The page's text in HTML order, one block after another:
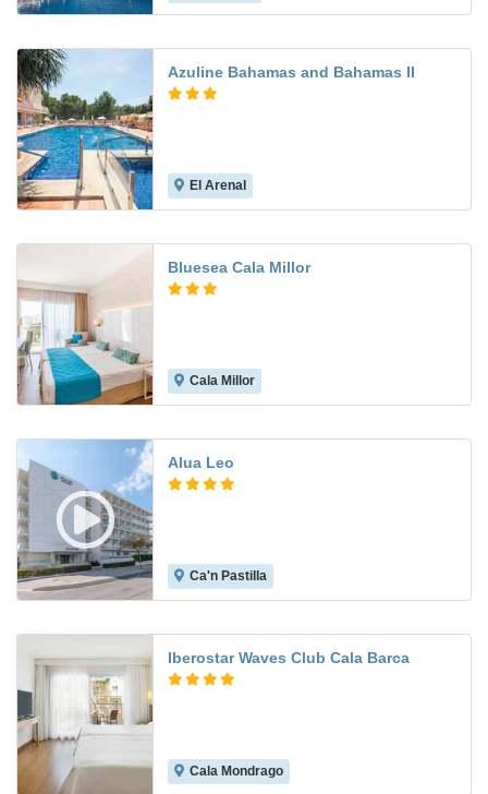
Azuline Bahamas and Bahamas II
El Arenal
Bluesea Cala Millor
Cala Millor
Alua Leo
Ca'n Pastilla
Iberostar Waves Club Cala Barca
Cala Mondrago